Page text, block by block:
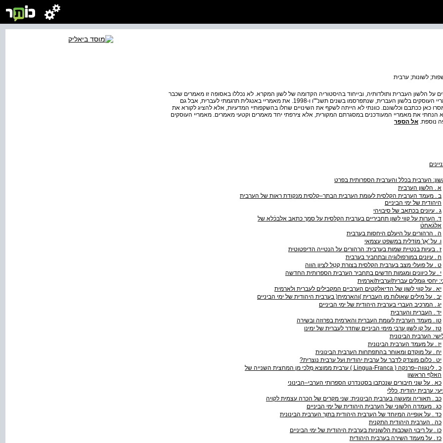
לשונות; ערבית
על הלשון העברית ותולדותיה, ובייחוד בהיסטוריה הקדומה של לשון המקרא. לא נכללו באסופה זו מאמרים שכבר
ראו אור בשתי אסופות קודמות של מאמריי העוסקים בלשון העברית, שנתפרסמו בשנים תשנ""ו ו-1998. את מאמריי באנגלית תרגמתי לעברית, אבל גם
כאן ככתבם וכלשונם. כוונתי לא הייתה לשקף את השינויים שחלו בהשקפותיי המדעיות, אלא להציג לקורא את
הנחתי את מאמריי המעודכנים במסגרתם המקורית, אלא צירפתי יחד מאמרים וקטעי מאמרים. מאמריי העוסקים
נוספת. אל הספר
הערבית בכלל והערבית הספרותית בפרט
א . הלשון הערבית
ב . מעמד הערבית הקלסית לעומת הערבית הבתר–קלסית מנקודת ראות של הערבית
היהודית של ימי הביניים
ג . עיונים בכתאב של סיבויהי
ד. הערות על קווי לשון תחביריים בערבית הקלסית על סמך כתאב אלבכֿלא של
אלגֿאחטֿ
ה . הרהורים על היעלם היחסות בערבית
ו. על 'אַן' מוֹדלית במשפט עצמאי
ז . בעיות בנטיית שמות בערבית: הרהורים על הנטייה הדיפטוטית
ח . עיונים במורפולוגיה ובתחביר בערבית
ט . על פועלי מצב בערבית הקלסית בצורת קָטַל לציון הווה
י . על כיוונים ומגמות חדשים בתחביר הערבית הספרותית החדשה
יחסי גומלים עברית/ערבית/ארמית
יא . על קווי לשון של הדיאלקטים הערביים המקבילים לעברית ולארמית
יב . על מילים שאולות מן העברית )והארמית( בערבית היהודית של ימי הביניים
יג . המרכיב העברי בערבית היהודית של ימי הביניים
יד . העברית והערבית
טו . מעמד הערבית לעומת העברית והארמית בפרוזה ובשירה
טז . על קו לשון ערבי מימי הביניים שחדר לעברית של ימינו
הערבית הבינונית
יז . על מעמד הערבית הבינונית
יח . על מוקדם ומאוחר בהתפתחות הערבית הבינונית
יט . כלום מוצדק לדבר על ערבית יהודית ועל ערבית נוצרית?
כ . לינגווה–פרנקה ( Lingua-Franca ) ערבית ממוצא מֶלכי מן המחצית השנייה של
האלף הראשון
כא . על שני חיבורים שנכתבו בסטנדרט הספרותי הערבי–הבינוני
ערבית יהודית, כללי
כב . תאוריה ומעשה בערבית הבינונית: שני מקרים של הכרה עצמית לקויה
כג . מעמדה הלשוני של הערבית היהודית של ימי הביניים
כד . על אופייה המיוחד של הערבית היהודית בתוך הערבית הבינונית
כה . הערבית היהודית התקנית
כו . על ריבוי השכבות הלשוניות בערבית היהודית של ימי הביניים
כז . על מעמד השירה בערבית היהודית